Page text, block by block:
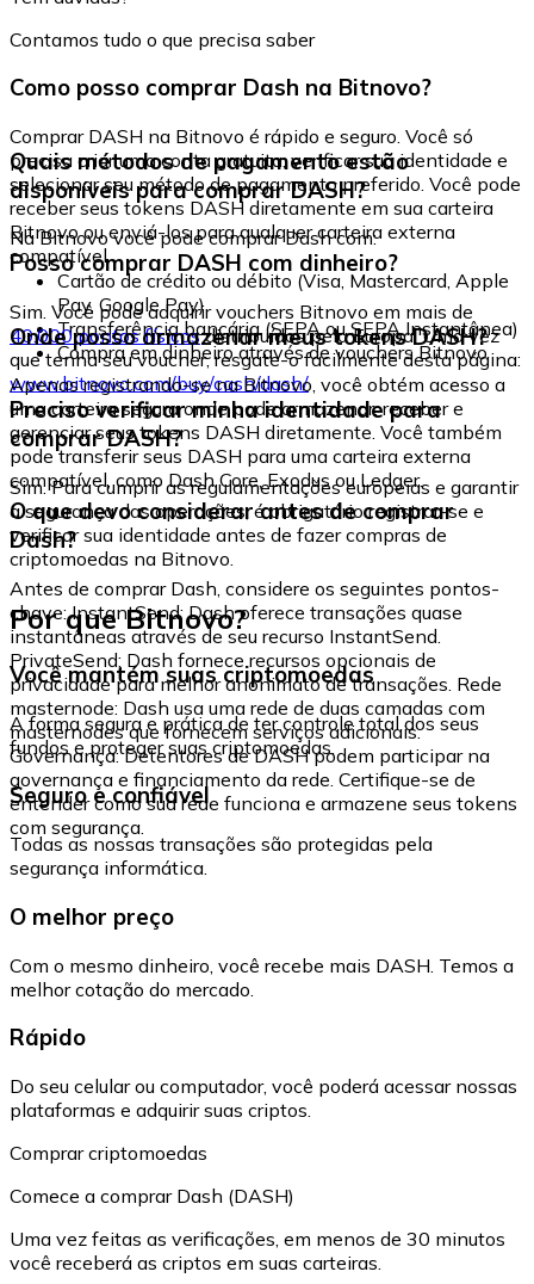
Contamos tudo o que precisa saber
Como posso comprar Dash na Bitnovo?
Comprar DASH na Bitnovo é rápido e seguro. Você só
precisa criar uma conta gratuita, verificar sua identidade e
selecionar seu método de pagamento preferido. Você pode
receber seus tokens DASH diretamente em sua carteira
Bitnovo ou enviá-los para qualquer carteira externa
compatível.
Quais métodos de pagamento estão
disponíveis para comprar DASH?
Na Bitnovo você pode comprar Dash com:
Cartão de crédito ou débito (Visa, Mastercard, Apple
Pay, Google Pay)
Transferência bancária (SEPA ou SEPA Instantânea)
Compra em dinheiro através de vouchers Bitnovo
Posso comprar DASH com dinheiro?
Sim. Você pode adquirir vouchers Bitnovo em mais de
40.000 pontos físicosdistribuídos pela Europa. Uma vez
que tenha seu voucher, resgate-o facilmente desta página:
www.bitnovo.com/buy/cash/dash/
Onde posso armazenar meus tokens DASH?
Apenas registrando-se na Bitnovo, você obtém acesso a
uma carteira segura onde pode armazenar, receber e
gerenciar seus tokens DASH diretamente. Você também
pode transferir seus DASH para uma carteira externa
compatível, como Dash Core, Exodus ou Ledger.
Preciso verificar minha identidade para
comprar DASH?
Sim. Para cumprir as regulamentações europeias e garantir
a segurança das operações, é obrigatório registrar-se e
verificar sua identidade antes de fazer compras de
criptomoedas na Bitnovo.
O que devo considerar antes de comprar
Dash?
Antes de comprar Dash, considere os seguintes pontos-
chave: InstantSend: Dash oferece transações quase
instantâneas através de seu recurso InstantSend.
PrivateSend: Dash fornece recursos opcionais de
privacidade para melhor anonimato de transações. Rede
masternode: Dash usa uma rede de duas camadas com
masternodes que fornecem serviços adicionais.
Governança: Detentores de DASH podem participar na
governança e financiamento da rede. Certifique-se de
entender como sua rede funciona e armazene seus tokens
com segurança.
Por que Bitnovo?
Você mantém suas criptomoedas
A forma segura e prática de ter controle total dos seus
fundos e proteger suas criptomoedas.
Seguro e confiável
Todas as nossas transações são protegidas pela
segurança informática.
O melhor preço
Com o mesmo dinheiro, você recebe mais DASH. Temos a
melhor cotação do mercado.
Rápido
Do seu celular ou computador, você poderá acessar nossas
plataformas e adquirir suas criptos.
Comprar criptomoedas
Comece a comprar Dash (DASH)
Uma vez feitas as verificações, em menos de 30 minutos
você receberá as criptos em suas carteiras.